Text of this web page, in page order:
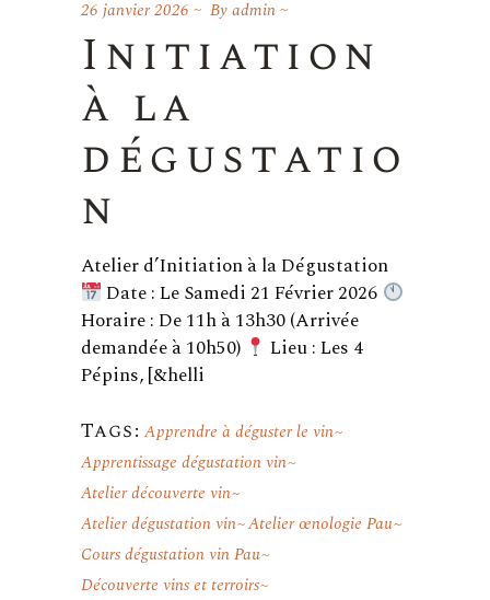
26 janvier 2026 Byadmin
Initiation
à la
dégustatio
n
Atelier d’Initiation à la Dégustation
Date : Le Samedi 21 Février 2026
Horaire : De 11h à 13h30 (Arrivée
demandée à 10h50)
Lieu : Les 4
Pépins, [&helli
Tags: Apprendre à déguster le vin
Apprentissage dégustation vin
Atelier découverte vin
Atelier dégustation vin Atelier œnologie Pau
Cours dégustation vin Pau
Découverte vins et terroirs